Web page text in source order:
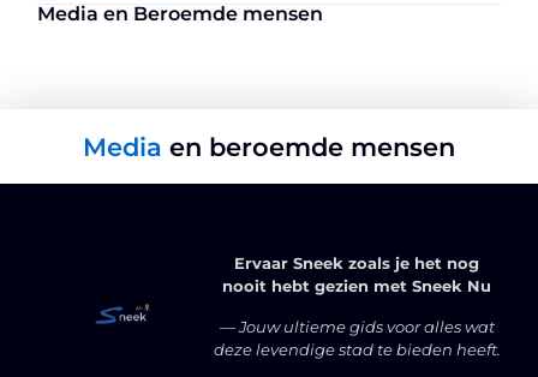
Media en Beroemde mensen
Media en beroemde mensen
Ervaar Sneek zoals je het nog
nooit hebt gezien met Sneek Nu
— Jouw ultieme gids voor alles wat
deze levendige stad te bieden heeft.